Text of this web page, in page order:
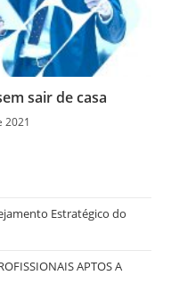
sair de casa
2021
Estratégico do
APTOS A